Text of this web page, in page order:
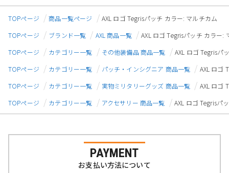
TOPページ 商品一覧ページ
AXL ロゴ Tegrisパッチ カラー: マルチカム
TOPページ
ブランド一覧 AXL 商品一覧
AXL ロゴ Tegrisパッチ カラー:
TOPページ
カテゴリー一覧 その他装備品 商品一覧
AXL ロゴ Tegrisパ
TOPページ
カテゴリー一覧 パッチ・インシグニア 商品一覧
AXL ロゴ
TOPページ
カテゴリー一覧 実物ミリタリーグッズ 商品一覧
AXL ロゴ
TOPページ
カテゴリー一覧 アクセサリー 商品一覧 AXL ロゴ Tegrisパ
PAYMENT
お支払い方法について